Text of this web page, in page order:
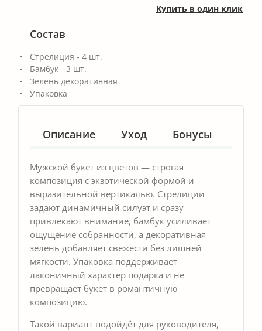
Купить в один клик
Состав
Стрелиция - 4 шт.
Бамбук - 3 шт.
Зелень декоративная
Упаковка
Описание Уход Бонусы
Мужской букет из цветов — строгая
композиция с экзотической формой и
выразительной вертикалью. Стрелиции
задают динамичный силуэт и сразу
привлекают внимание, бамбук усиливает
ощущение собранности, а декоративная
зелень добавляет свежести без лишней
мягкости. Упаковка поддерживает
лаконичный характер подарка и не
превращает букет в романтичную
композицию.
Такой вариант подойдёт для руководителя,